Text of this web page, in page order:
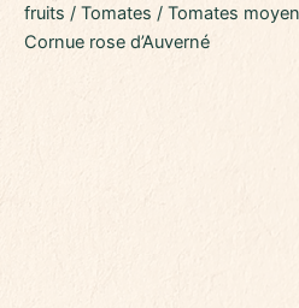
fruits / Tomates / Tomates
Cornue rose d’Auverné